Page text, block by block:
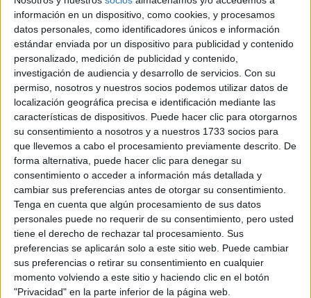
información en un dispositivo, como cookies, y procesamos
datos personales, como identificadores únicos e información
estándar enviada por un dispositivo para publicidad y contenido
personalizado, medición de publicidad y contenido,
investigación de audiencia y desarrollo de servicios. Con su
permiso, nosotros y nuestros socios podemos utilizar datos de
localización geográfica precisa e identificación mediante las
características de dispositivos. Puede hacer clic para otorgarnos
su consentimiento a nosotros y a nuestros 1733 socios para
que llevemos a cabo el procesamiento previamente descrito. De
forma alternativa, puede hacer clic para denegar su
consentimiento o acceder a información más detallada y
cambiar sus preferencias antes de otorgar su consentimiento.
Tenga en cuenta que algún procesamiento de sus datos
personales puede no requerir de su consentimiento, pero usted
tiene el derecho de rechazar tal procesamiento. Sus
preferencias se aplicarán solo a este sitio web. Puede cambiar
sus preferencias o retirar su consentimiento en cualquier
momento volviendo a este sitio y haciendo clic en el botón
"Privacidad" en la parte inferior de la página web.
Quiero saber más →
Dónde se imparte
IES Riu Túria
Sede
DIRECCIÓN
CL GRAVADOR ESTEVE 6
46930 Quart de Poblet, Valencia/València
+
-